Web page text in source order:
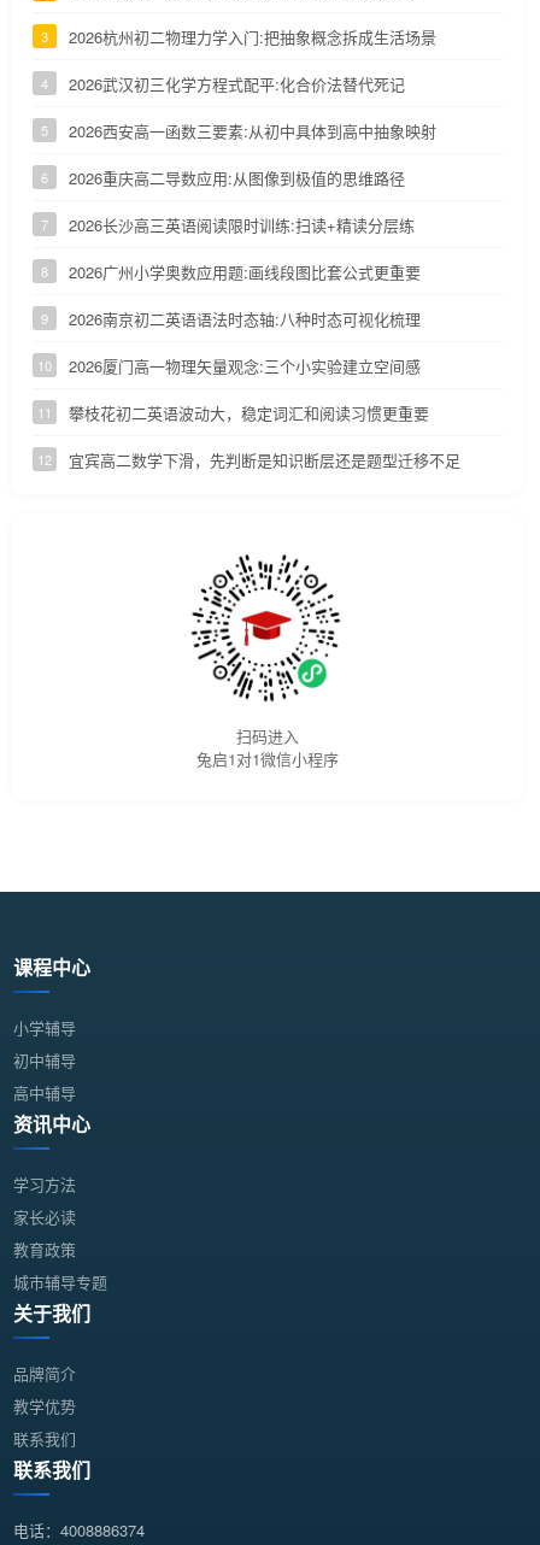
3 2026杭州初二物理力学入门:把抽象概念拆成生活场景
4 2026武汉初三化学方程式配平:化合价法替代死记
5 2026西安高一函数三要素:从初中具体到高中抽象映射
6 2026重庆高二导数应用:从图像到极值的思维路径
7 2026长沙高三英语阅读限时训练:扫读+精读分层练
8 2026广州小学奥数应用题:画线段图比套公式更重要
9 2026南京初二英语语法时态轴:八种时态可视化梳理
10 2026厦门高一物理矢量观念:三个小实验建立空间感
11 攀枝花初二英语波动大，稳定词汇和阅读习惯更重要
12 宜宾高二数学下滑，先判断是知识断层还是题型迁移不足
扫码进入
兔启1对1微信小程序
课程中心
小学辅导
初中辅导
高中辅导
资讯中心
学习方法
家长必读
教育政策
城市辅导专题
关于我们
品牌简介
教学优势
联系我们
联系我们
电话：4008886374